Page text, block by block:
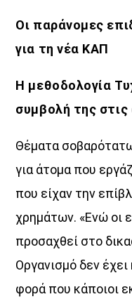
Οι παράνομες
για τη νέα ΚΑΠ
Η μεθοδολογία
συμβολή της
Θέµατα
για άτοµα που
που είχαν την
χρηµάτων. «Ενώ οι
προσαχθεί στο
Οργανισµό δεν
φορά που κάποιοι